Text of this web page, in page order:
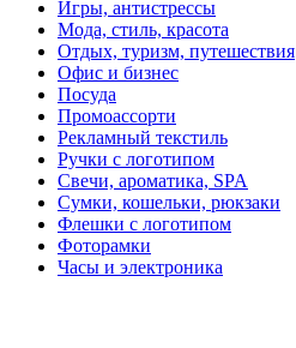
Игры, антистрессы
Мода, стиль, красота
Отдых, туризм, путешествия
Офис и бизнес
Посуда
Промоассорти
Рекламный текстиль
Ручки с логотипом
Свечи, ароматика, SPA
Сумки, кошельки, рюкзаки
Флешки с логотипом
Фоторамки
Часы и электроника